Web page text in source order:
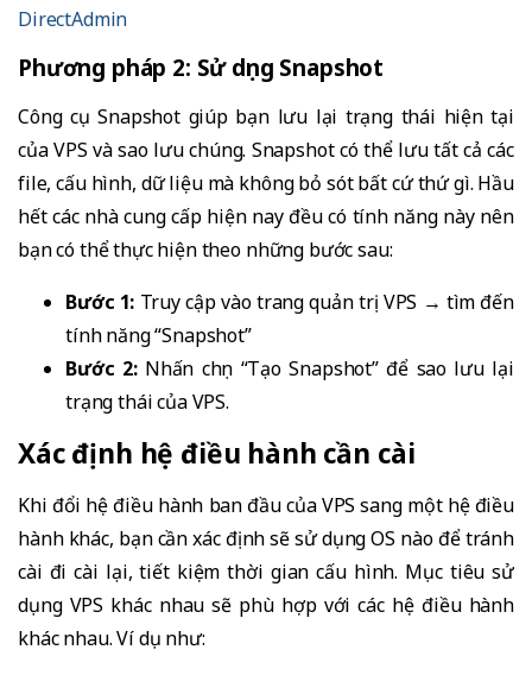
DirectAdmin
Phương pháp 2: Sử dụng Snapshot
Công cụ Snapshot giúp bạn lưu lại trạng thái hiện tại
của VPS và sao lưu chúng. Snapshot có thể lưu tất cả các
file, cấu hình, dữ liệu mà không bỏ sót bất cứ thứ gì. Hầu
hết các nhà cung cấp hiện nay đều có tính năng này nên
bạn có thể thực hiện theo những bước sau:
Bước 1: Truy cập vào trang quản trị VPS → tìm đến
tính năng “Snapshot”
Bước 2: Nhấn chọn “Tạo Snapshot” để sao lưu lại
trạng thái của VPS.
Xác định hệ điều hành cần cài
Khi đổi hệ điều hành ban đầu của VPS sang một hệ điều
hành khác, bạn cần xác định sẽ sử dụng OS nào để tránh
cài đi cài lại, tiết kiệm thời gian cấu hình. Mục tiêu sử
dụng VPS khác nhau sẽ phù hợp với các hệ điều hành
khác nhau. Ví dụ như: